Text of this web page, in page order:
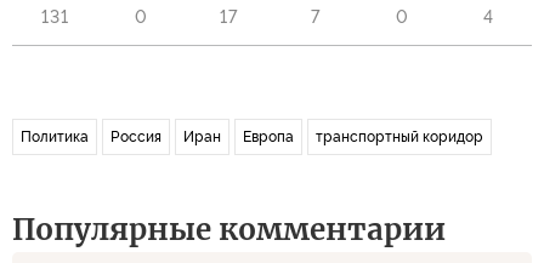
131 0 17 7 0 4
Политика Россия Иран Европа транспортный коридор
Популярные комментарии